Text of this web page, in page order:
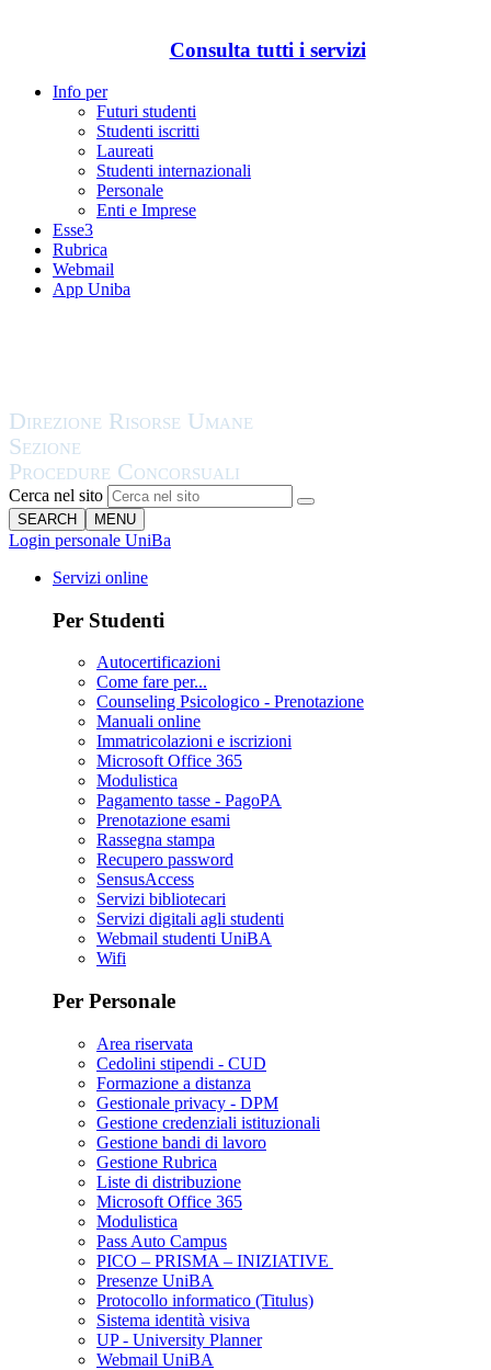
Consulta tutti i servizi
Info per
Futuri studenti
Studenti iscritti
Laureati
Studenti internazionali
Personale
Enti e Imprese
Esse3
Rubrica
Webmail
App Uniba
Cerca nel sito
SEARCH MENU
Login personale UniBa
Servizi online
Per Studenti
Autocertificazioni
Come fare per...
Counseling Psicologico - Prenotazione
Manuali online
Immatricolazioni e iscrizioni
Microsoft Office 365
Modulistica
Pagamento tasse - PagoPA
Prenotazione esami
Rassegna stampa
Recupero password
SensusAccess
Servizi bibliotecari
Servizi digitali agli studenti
Webmail studenti UniBA
Wifi
Per Personale
Area riservata
Cedolini stipendi - CUD
Formazione a distanza
Gestionale privacy - DPM
Gestione credenziali istituzionali
Gestione bandi di lavoro
Gestione Rubrica
Liste di distribuzione
Microsoft Office 365
Modulistica
Pass Auto Campus
PICO – PRISMA – INIZIATIVE
Presenze UniBA
Protocollo informatico (Titulus)
Sistema identità visiva
UP - University Planner
Webmail UniBA